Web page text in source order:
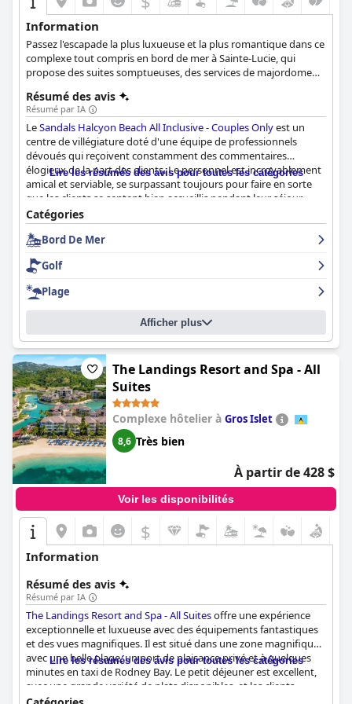
Information
Passez l'escapade la plus luxueuse et la plus romantique dans ce
complexe tout compris en bord de mer à Sainte-Lucie, qui
propose des suites somptueuses, des services de majordome
éventail d'activités passionnantes pour les couples.
Résumé des avis
Résumé par IA
LeSandals Halcyon Beach All Inclusive - Couples Onlyest un
centre de villégiature doté d'une équipe de professionnels
dévoués qui reçoivent constamment des commentaires
élogieux de la part des clients. Le personnel est incroyablement
amical et serviable, se surpassant toujours pour faire en sorte
que les clients se sentent bien accueillis pendant leur séjour.
L'équipe de majordomes, en particulier, a été très appréciée pour
son attention et son amabilité. Les clients ont constamment fait
remarquer que le personnel les faisait se sentir comme chez eux
et qu'il les accueillait toujours avec un sourire et un mot amical.
Dans l'ensemble, le personnel a reçu des commentaires élogieux
pour son service exceptionnel, qui a grandement amélioré
l'expérience du séjour dans ce complexe.
Lire les résumés des avis pour toutes les catégories
Catégories
Bord De Mer
Golf
Plage
Afficher plus
The Landings Resort and Spa - All
Suites
Complexe hôtelier à Gros Islet
8,6 Très bien
À partir de 428 $
Voir les disponibilités
$
Information
Résumé des avis
Résumé par IA
The Landings Resort and Spa - All Suitesoffre une expérience
exceptionnelle et luxueuse avec des équipements fantastiques
et des vues magnifiques. Il est situé dans une zone magnifique
avec une belle plage, un port de plaisance privé et à quelques
minutes en taxi de Rodney Bay. Le petit déjeuner est excellent,
avec une grande variété de plats disponibles, et les clients
peuvent profiter des bars et des restaurants sur place. Bien que
Lire les résumés des avis pour toutes les catégories